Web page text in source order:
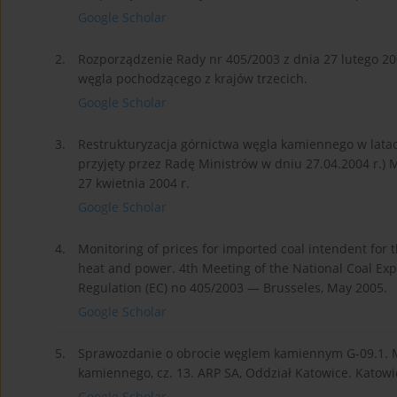
Google Scholar
2.
Rozporządzenie Rady nr 405/2003 z dnia 27 lutego
węgla pochodzącego z krajów trzecich.
Google Scholar
3.
Restrukturyzacja górnictwa węgla kamiennego w
przyjęty przez Radę Ministrów w dniu 27.04.2004 r.)
27 kwietnia 2004 r.
Google Scholar
4.
Monitoring of prices for imported coal intendent
heat and power. 4th Meeting of the National Coal
Regulation (EC) no 405/2003 — Brusseles, May 2005.
Google Scholar
5.
Sprawozdanie o obrocie węglem kamiennym G-
kamiennego, cz. 13. ARP SA, Oddział Katowice.